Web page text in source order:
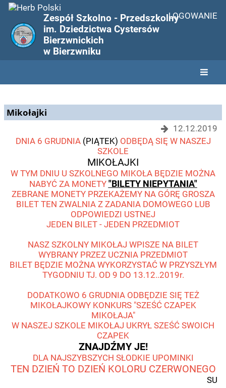
Zespół Szkolno - Przedszkolny
im. Dziedzictwa Cystersów
Bierzwnickich
w Bierzwniku
LOGOWANIE
Mikołajki
12.12.2019
DNIA 6 GRUDNIA (PIĄTEK) ODBĘDĄ SIĘ W NASZEJ
SZKOLE
MIKOŁAJKI
W TYM DNIU U SZKOLNEGO MIKOŁA BĘDZIE MOŻNA
NABYĆ ZA MONETY "BILETY NIEPYTANIA"
ZEBRANE MONETY PRZEKAŻEMY NA GÓRĘ GROSZA
BILET TEN ZWALNIA Z ZADANIA DOMOWEGO LUB
ODPOWIEDZI USTNEJ
JEDEN BILET - JEDEN PRZEDMIOT
NASZ SZKOLNY MIKOŁAJ WPISZE NA BILET
WYBRANY PRZEZ UCZNIA PRZEDMIOT
BILET BĘDZIE MOŻNA WYKORZYSTAĆ W PRZYSZŁYM
TYGODNIU TJ. OD 9 DO 13.12..2019r.
DODATKOWO 6 GRUDNIA ODBĘDZIE SIĘ TEŻ
MIKOŁAJKOWY KONKURS "SZEŚĆ CZAPEK
MIKOŁAJA"
W NASZEJ SZKOLE MIKOŁAJ UKRYŁ SZEŚĆ SWOICH
CZAPEK
ZNAJDŹMY JE!
DLA NAJSZYBSZYCH SŁODKIE UPOMINKI
TEN DZIEŃ TO DZIEŃ KOLORU CZERWONEGO
SU